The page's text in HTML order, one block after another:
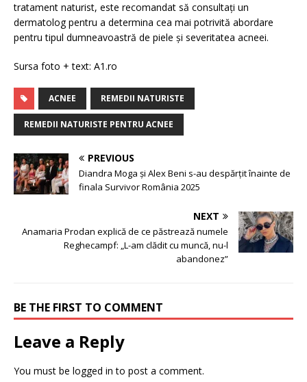
tratament naturist, este recomandat să consultați un
dermatolog pentru a determina cea mai potrivită abordare
pentru tipul dumneavoastră de piele și severitatea acneei.
Sursa foto + text: A1.ro​
ACNEE REMEDII NATURISTE
REMEDII NATURISTE PENTRU ACNEE
PREVIOUS
Diandra Moga și Alex Beni s-au despărțit înainte de
finala Survivor România 2025​
NEXT
Anamaria Prodan explică de ce păstrează numele
Reghecampf: „L-am clădit cu muncă, nu-l
abandonez”
BE THE FIRST TO COMMENT
Leave a Reply
You must be logged in to post a comment.